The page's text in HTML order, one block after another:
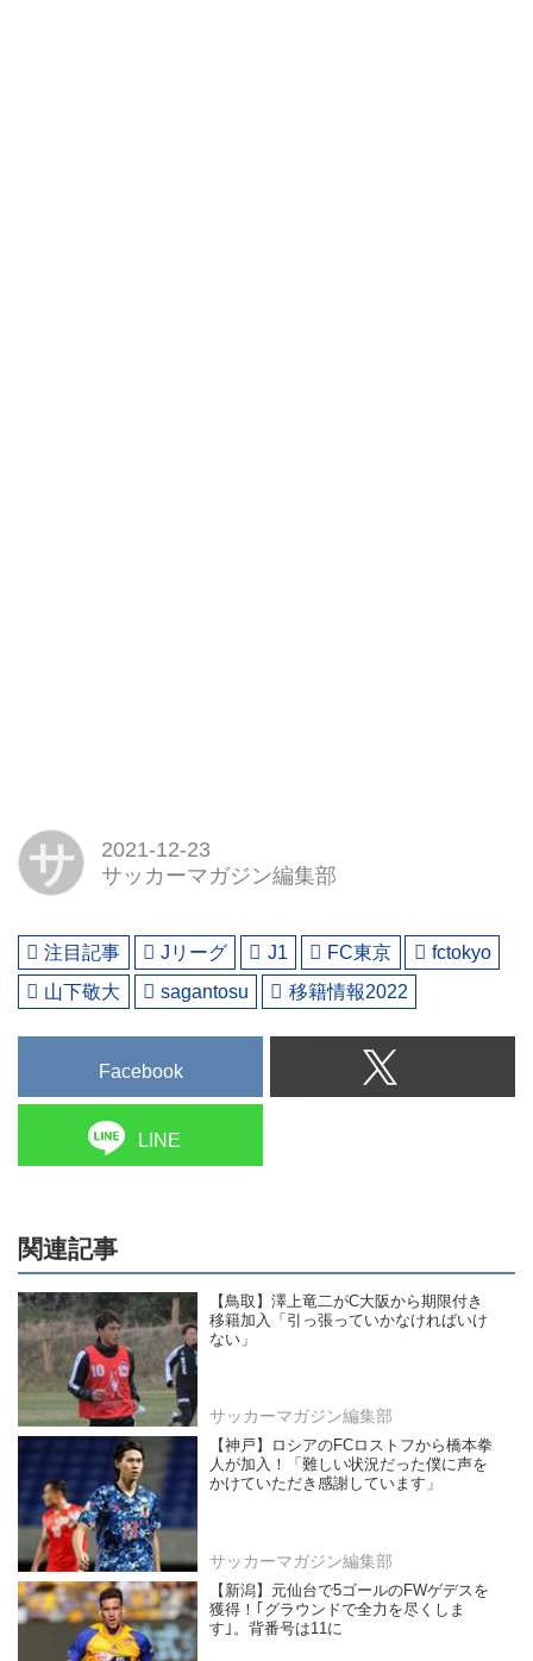
サ
2021-12-23
サッカーマガジン編集部
注目記事 Jリーグ J1 FC東京
fctokyo
山下敬大
sagantosu 移籍情報2022
Facebook
LINE
関連記事
【鳥取】澤上竜二がC大阪から期限付き
移籍加入「引っ張っていかなければいけ
ない」
サッカーマガジン編集部
【神戸】ロシアのFCロストフから橋本拳
人が加入！「難しい状況だった僕に声を
かけていただき感謝しています」
サッカーマガジン編集部
【新潟】元仙台で5ゴールのFWゲデスを
獲得！｢グラウンドで全力を尽くしま
す｣。背番号は11に